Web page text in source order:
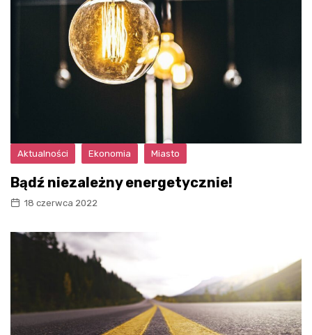
Aktualności Ekonomia Miasto
Bądź niezależny energetycznie!
18 czerwca 2022